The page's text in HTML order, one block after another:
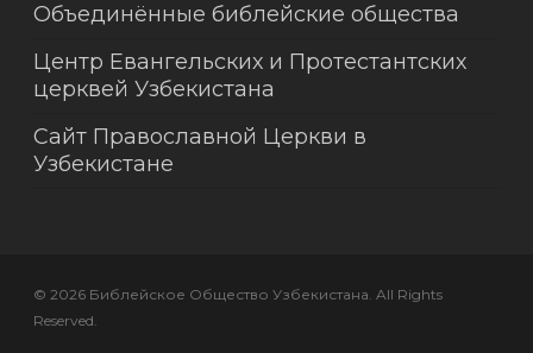
Объединённые библейские общества
Центр Евангельских и Протестантских
церквей Узбекистана
Сайт Православной Церкви в
Узбекистане
© 2026 Библейское Общество Узбекистана. All Rights
Reserved.